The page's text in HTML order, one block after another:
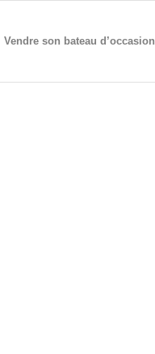
Vendre son bateau d’occasion